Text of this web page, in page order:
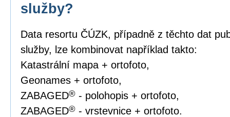
služby?
Data resortu ČÚZK, případně z těchto dat
služby, lze kombinovat například takto:
Katastrální mapa + ortofoto,
Geonames + ortofoto,
ZABAGED® - polohopis + ortofoto,
ZABAGED® - vrstevnice + ortofoto.